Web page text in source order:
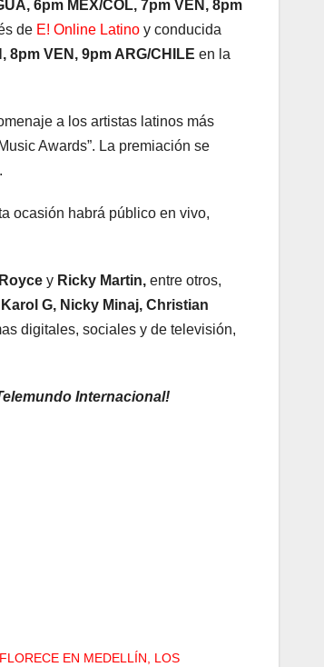
6pm MEX/COL, 7pm VEN, 8pm
de E! Online Latino y conducida
8pm VEN, 9pm ARG/CHILE en la
a los artistas latinos más
Awards”. La premiación se
ocasión habrá público en vivo,
y Ricky Martin, entre otros,
G, Nicky Minaj, Christian
digitales, sociales y de televisión,
Internacional!
EN MEDELLÍN, LOS